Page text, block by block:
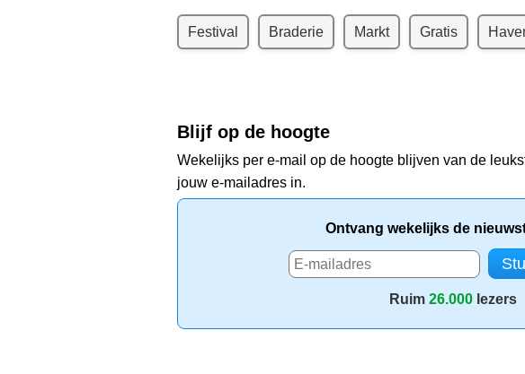
Festival Braderie Markt Gratis
Blijf op de hoogte
Wekelijks per e-mail op de hoogte blijven van de
jouw e-mailadres in.
Ontvang wekelijks de
Ruim 26.000 lezers